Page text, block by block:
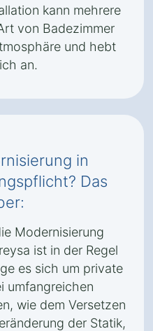
kann mehrere
von Badezimmer
und hebt
an.
in
Das
Modernisierung
ist in der Regel
es sich um private
umfangreichen
wie dem Versetzen
der Statik,